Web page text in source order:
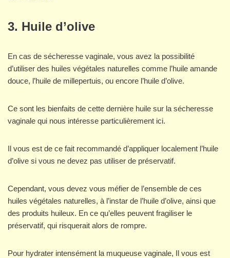
3. Huile d’olive
En cas de sécheresse vaginale, vous avez la possibilité
d’utiliser des huiles végétales naturelles comme l’huile amande
douce, l’huile de millepertuis, ou encore l’huile d’olive.
Ce sont les bienfaits de cette dernière huile sur la sécheresse
vaginale qui nous intéresse particulièrement ici.
Il vous est de ce fait recommandé d’appliquer localement l’huile
d’olive si vous ne devez pas utiliser de préservatif.
Cependant, vous devez vous méfier de l’ensemble de ces
huiles végétales naturelles, à l’instar de l’huile d’olive, ainsi que
des produits huileux. En ce qu’elles peuvent fragiliser le
préservatif, qui risquerait alors de rompre.
Pour hydrater intensément la muqueuse vaginale, Il vous est